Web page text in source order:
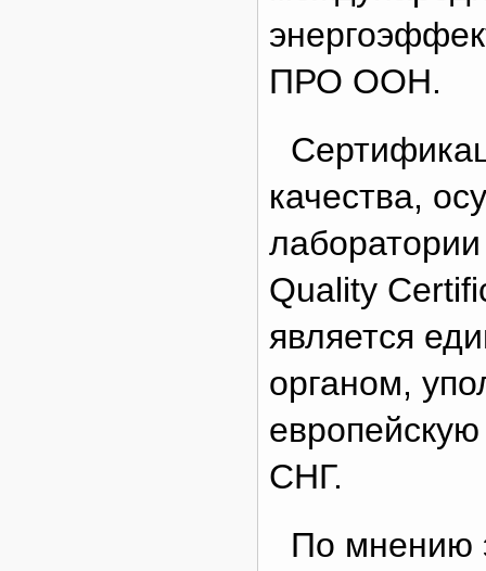
ПРО ООН.
качества,
Quality
является
органом,
СНГ.
По мнению